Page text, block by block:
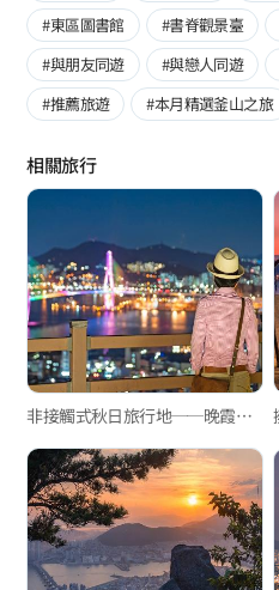
#東區圖書館
#書脊觀景臺
#與朋友同遊
#與戀人同遊
#推薦旅遊
#本月精選釜山之旅
相關旅行
非接觸式秋日旅行地──晚霞與夜景